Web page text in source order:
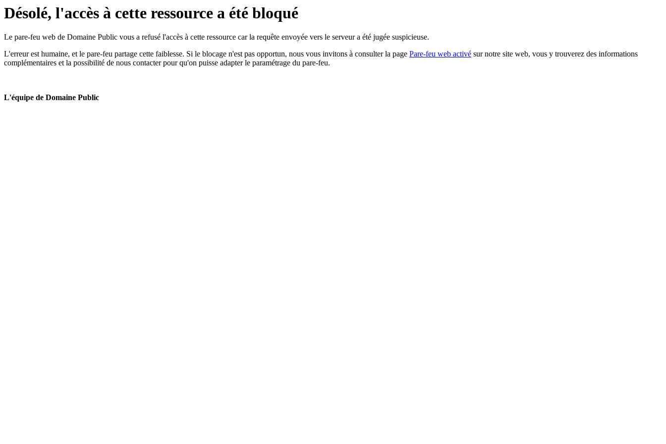
Désolé, l'accès à cette ressource a été bloqué
Le pare-feu web de Domaine Public vous a refusé l'accès à cette ressource car la requête envoyée vers le serveur a été jugée suspicieuse.
L'erreur est humaine, et le pare-feu partage cette faiblesse. Si le blocage n'est pas opportun, nous vous invitons à consulter la page Pare-feu web activé sur notre site web, vous y trouverez des informations
complémentaires et la possibilité de nous contacter pour qu'on puisse adapter le paramétrage du pare-feu.
L'équipe de Domaine Public